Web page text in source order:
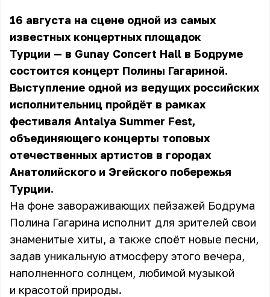
16 августа на сцене одной из самых
известных концертных площадок
Турции — в Gunay Concert Hall в Бодруме
состоится концерт Полины Гагариной.
Выступление одной из ведущих российских
исполнительниц пройдёт в рамках
фестиваля Antalya Summer Fest,
объединяющего концерты топовых
отечественных артистов в городах
Анатолийского и Эгейского побережья
Турции.
На фоне завораживающих пейзажей Бодрума
Полина Гагарина исполнит для зрителей свои
знаменитые хиты, а также споёт новые песни,
задав уникальную атмосферу этого вечера,
наполненного солнцем, любимой музыкой
и красотой природы.